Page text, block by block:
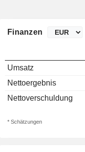
Finanzen
Umsatz
Nettoergebnis
Nettoverschuldung
* Schätzungen